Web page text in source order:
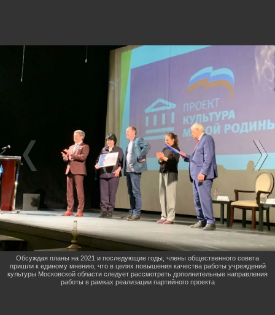
Обсуждая планы на 2021 и последующие годы, члены общественного совета
пришли к единому мнению, что в целях повышения качества работы учреждений
культуры Московской области следует рассмотреть дополнительные направления
работы в рамках реализации партийного проекта